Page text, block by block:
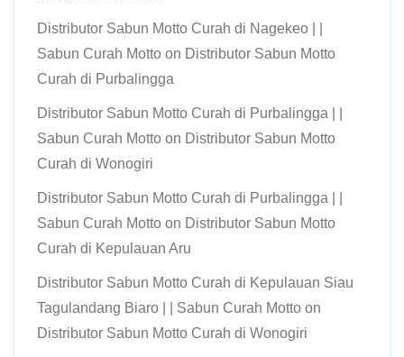
Distributor Sabun Motto Curah di Nagekeo | |
Sabun Curah Motto on Distributor Sabun Motto
Curah di Purbalingga
Distributor Sabun Motto Curah di Purbalingga | |
Sabun Curah Motto on Distributor Sabun Motto
Curah di Wonogiri
Distributor Sabun Motto Curah di Purbalingga | |
Sabun Curah Motto on Distributor Sabun Motto
Curah di Kepulauan Aru
Distributor Sabun Motto Curah di Kepulauan Siau
Tagulandang Biaro | | Sabun Curah Motto on
Distributor Sabun Motto Curah di Wonogiri